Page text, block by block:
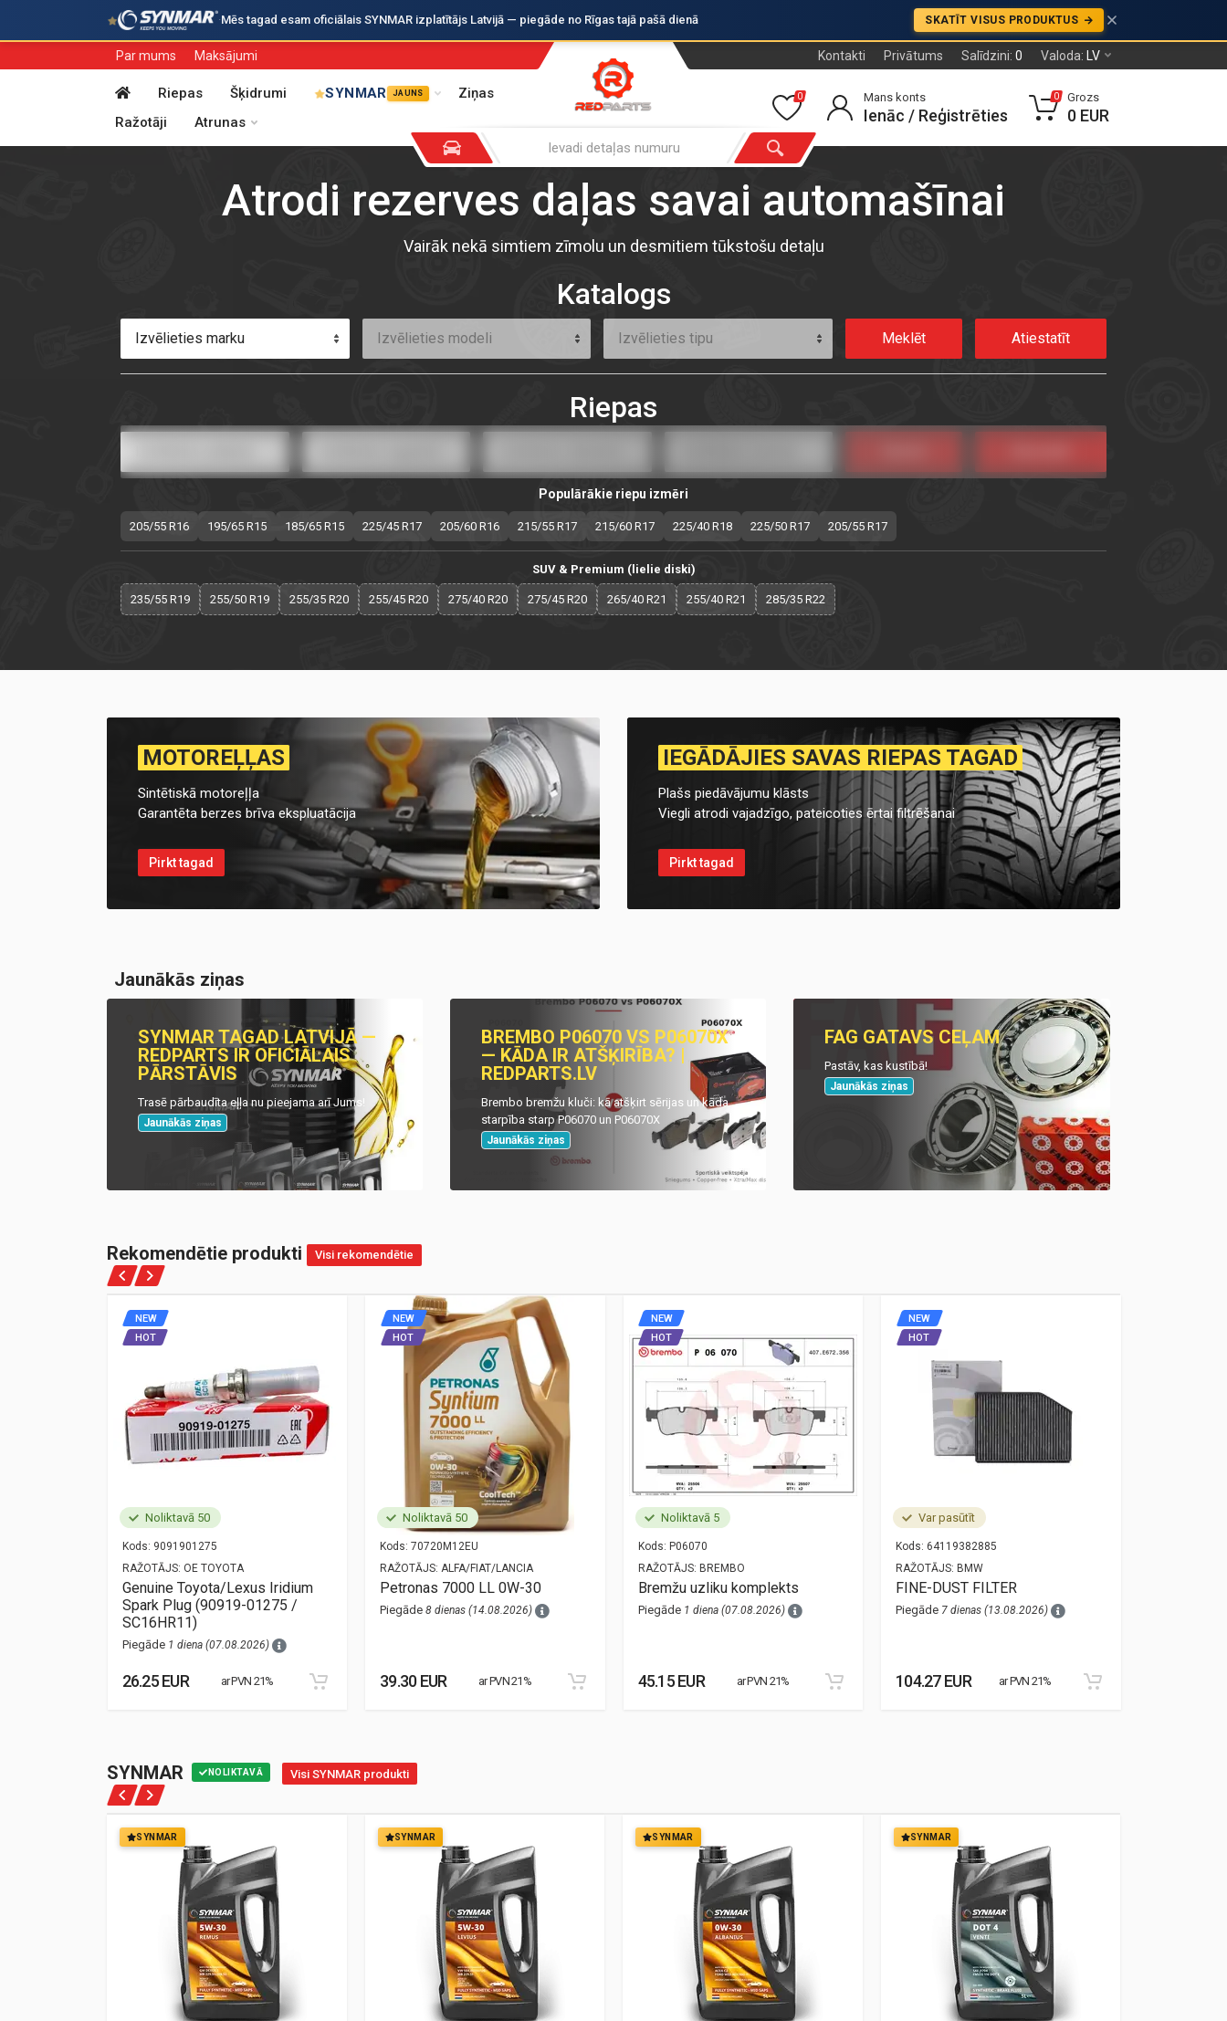
·Mēs tagad esam oficiālais SYNMAR izplatītājs Latvijā — piegāde no Rīgas tajā pašā dienā SKATĪT VISUS PRODUKTUS
Par mums Maksājumi Kontakti Privātums Salīdzini: 0 Valoda: LV
Riepas Šķidrumi SYNMAR JAUNS
Ziņas
Ražotāji
Atrunas
0 Mans konts
Ienāc / Reģistrēties
0 Grozs
0 EUR
Atrodi rezerves daļas savai automašīnai
Vairāk nekā simtiem zīmolu un desmitiem tūkstošu detaļu
Katalogs
Izvēlieties marku Izvēlieties modeli Izvēlieties tipu
Riepas
Populārākie riepu izmēri
205/55 R16 195/65 R15 185/65 R15 225/45 R17 205/60 R16 215/55 R17 215/60 R17 225/40 R18 225/50 R17 205/55 R17
SUV & Premium (lielie diski)
235/55 R19 255/50 R19 255/35 R20 255/45 R20 275/40 R20 275/45 R20 265/40 R21 255/40 R21 285/35 R22
MOTOREĻĻAS
Sintētiskā motoreļļa
Garantēta berzes brīva ekspluatācija
Pirkt tagad
IEGĀDĀJIES SAVAS RIEPAS TAGAD
Plašs piedāvājumu klāsts
Viegli atrodi vajadzīgo, pateicoties ērtai filtrēšanai
Pirkt tagad
Jaunākās ziņas
SYNMAR TAGAD LATVIJĀ —
REDPARTS IR OFICIĀLAIS
PĀRSTĀVIS
Trasē pārbaudīta eļļa nu pieejama arī Jums!
Jaunākās ziņas
BREMBO P06070 VS P06070X
— KĀDA IR ATŠĶIRĪBA? |
REDPARTS.LV
Brembo bremžu kluči: kā atšķirt sērijas un kāda
starpība starp P06070 un P06070X
Jaunākās ziņas
FAG GATAVS CEĻAM
Pastāv, kas kustībā!
Jaunākās ziņas
Rekomendētie produkti Visi rekomendētie
Noliktavā 50
Kods: 9091901275
RAŽOTĀJS: OE TOYOTA
NEW
HOT
Genuine Toyota/Lexus Iridium
Spark Plug (90919-01275 /
SC16HR11)
Piegāde 1 diena (07.08.2026)
26.25 EUR ar PVN 21%
Noliktavā 50
Kods: 70720M12EU
RAŽOTĀJS: ALFA/FIAT/LANCIA
NEW
HOT
Petronas 7000 LL 0W-30
Piegāde 8 dienas (14.08.2026)
39.30 EUR ar PVN 21%
Noliktavā 5
Kods: P06070
RAŽOTĀJS: BREMBO
NEW
HOT
Bremžu uzliku komplekts
Piegāde 1 diena (07.08.2026)
45.15 EUR ar PVN 21%
Var pasūtīt
Kods: 64119382885
RAŽOTĀJS: BMW
NEW
HOT
FINE-DUST FILTER
Piegāde 7 dienas (13.08.2026)
104.27 EUR ar PVN 21%
SYNMAR NOLIKTAVĀ Visi SYNMAR produkti
SYNMAR SYNMAR SYNMAR SYNMAR